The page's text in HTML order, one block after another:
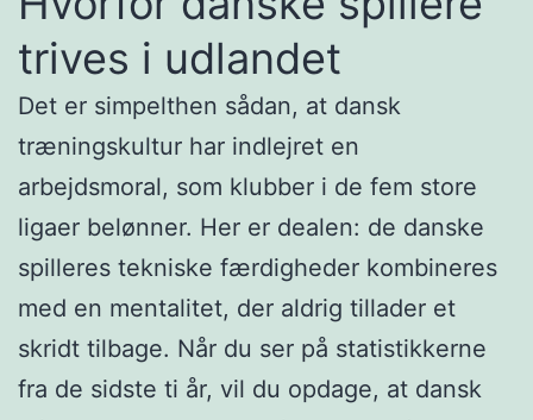
trives i udlandet
Det er simpelthen sådan, at dansk
træningskultur har indlejret en
arbejdsmoral, som klubber i de fem store
ligaer belønner. Her er dealen: de danske
spilleres tekniske færdigheder kombineres
med en mentalitet, der aldrig tillader et
skridt tilbage. Når du ser på statistikkerne
fra de sidste ti år, vil du opdage, at dansk